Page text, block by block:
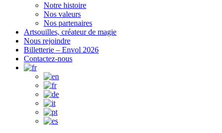
Notre histoire
Nos valeurs
Nos partenaires
Artsouilles, créateur de magie
Nous rejoindre
Billetterie – Envol 2026
Contactez-nous